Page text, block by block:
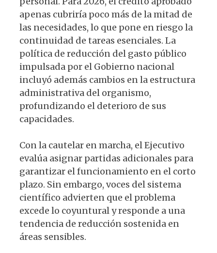
apenas cubriría poco más de la mitad de
las necesidades, lo que pone en riesgo la
continuidad de tareas esenciales. La
política de reducción del gasto público
impulsada por el Gobierno nacional
incluyó además cambios en la estructura
administrativa del organismo,
profundizando el deterioro de sus
capacidades.
Con la cautelar en marcha, el Ejecutivo
evalúa asignar partidas adicionales para
garantizar el funcionamiento en el corto
plazo. Sin embargo, voces del sistema
científico advierten que el problema
excede lo coyuntural y responde a una
tendencia de reducción sostenida en
áreas sensibles.